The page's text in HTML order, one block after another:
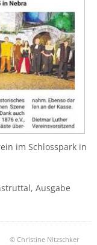
im Schlosspark in
Ausgabe
© Christine Nitzschker